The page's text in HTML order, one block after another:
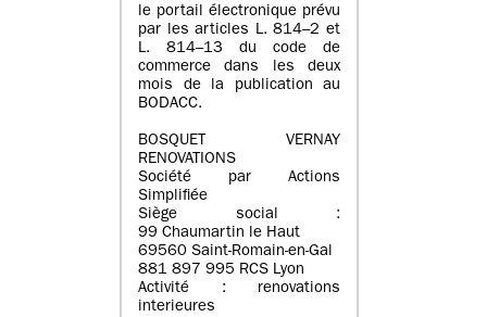
le portail électronique prévu
par les articles L. 814–2 et
L. 814–13 du code de
commerce dans les deux
mois de la publication au
BODACC.
BOSQUET VERNAY
RENOVATIONS
Société par Actions
Simplifiée
Siège social :
99 Chaumartin le Haut
69560 Saint-Romain-en-Gal
881 897 995 RCS Lyon
Activité : renovations
interieures